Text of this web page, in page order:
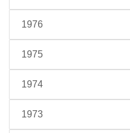
1976
1975
1974
1973